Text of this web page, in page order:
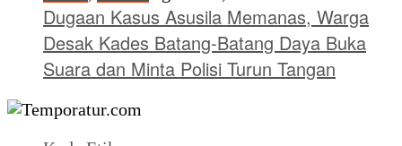
Dugaan Kasus Asusila Memanas, Warga
Desak Kades Batang-Batang Daya Buka
Suara dan Minta Polisi Turun Tangan